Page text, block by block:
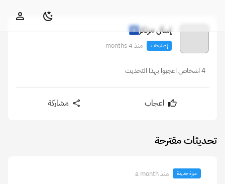
إسأل مرتكز
إصلاحات منذ 4 months
4 اشخاص اعجبوا بهذا التحديث
اعجاب مشاركة
تحديثات مقترحة
ميزة جديدة منذ a month